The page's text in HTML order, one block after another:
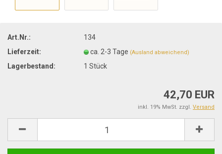
Art.Nr.:
134
Lieferzeit:
ca. 2-3 Tage (Ausland abweichend)
Lagerbestand: 1Stück
42,70 EUR
inkl. 19% MwSt. zzgl. Versand